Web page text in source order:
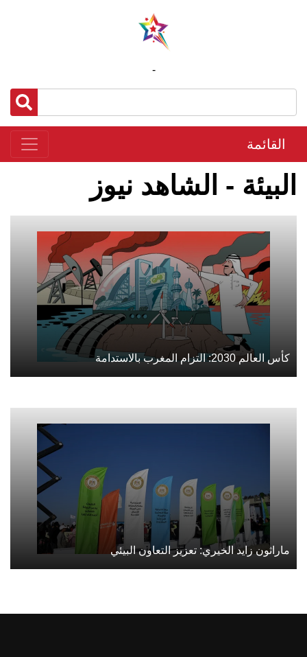
-
القائمة
البيئة - الشاهد نيوز
كأس العالم 2030: التزام المغرب بالاستدامة
ماراثون زايد الخيري: تعزيز التعاون البيئي